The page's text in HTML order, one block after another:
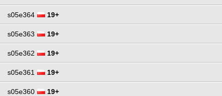
s05e364 19+
s05e363 19+
s05e362 19+
s05e361 19+
s05e360 19+